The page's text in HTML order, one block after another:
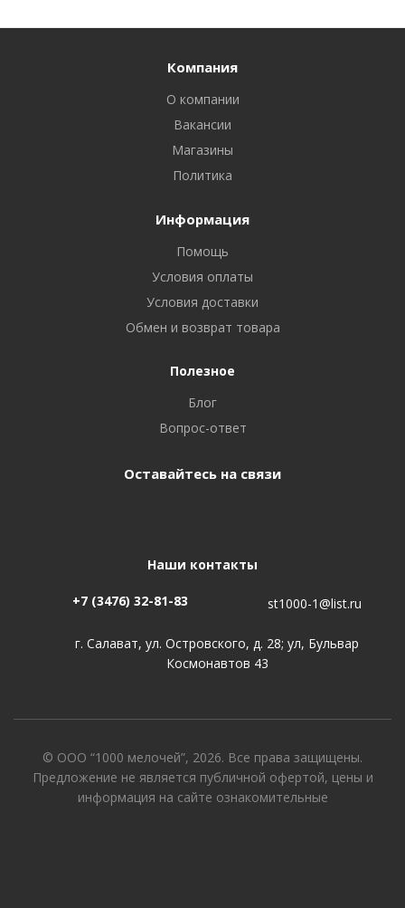
Компания
О компании
Вакансии
Магазины
Политика
Информация
Помощь
Условия оплаты
Условия доставки
Обмен и возврат товара
Полезное
Блог
Вопрос-ответ
Оставайтесь на связи
Наши контакты
+7 (3476) 32-81-83 st1000-1@list.ru
г. Салават, ул. Островского, д. 28; ул, Бульвар
Космонавтов 43
© ООО “1000 мелочей”, 2026. Все права защищены.
Предложение не является публичной офертой, цены и
информация на сайте ознакомительные